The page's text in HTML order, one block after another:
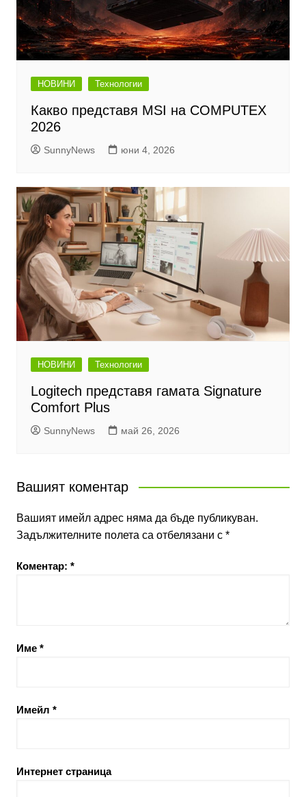
НОВИНИ Технологии
Какво представя MSI на COMPUTEX
2026
SunnyNews юни 4, 2026
НОВИНИ Технологии
Logitech представя гамата Signature
Comfort Plus
SunnyNews май 26, 2026
Вашият коментар
Вашият имейл адрес няма да бъде публикуван.
Задължителните полета са отбелязани с *
Коментар: *
Име *
Имейл *
Интернет страница